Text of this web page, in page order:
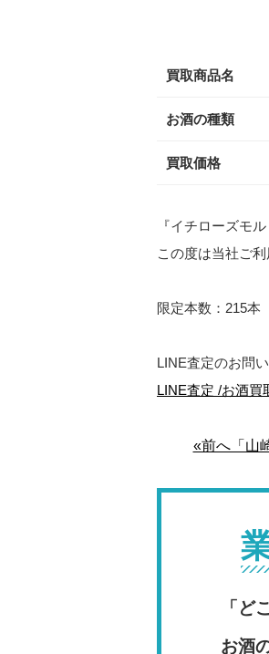
買取商品名
お酒の種類
買取価格
『イチローズモ
この度は当社ご
限定本数：215本
LINE査定のお問
LINE査定 /お酒買
«前へ「山
「ど
お酒